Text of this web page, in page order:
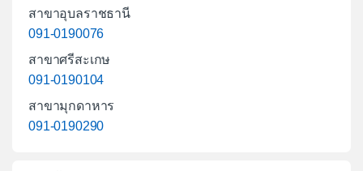
สาขาอุบลราชธานี
091-0190076
สาขาศรีสะเกษ
091-0190104
สาขามุกดาหาร
091-0190290